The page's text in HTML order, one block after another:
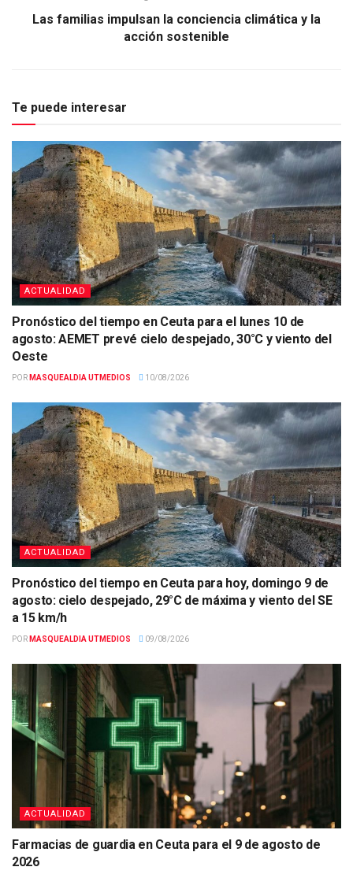
Las familias impulsan la conciencia climática y la
acción sostenible
Te puede interesar
ACTUALIDAD
Pronóstico del tiempo en Ceuta para el lunes 10 de
agosto: AEMET prevé cielo despejado, 30°C y viento del
Oeste
POR MASQUEALDIA UTMEDIOS 10/08/2026
ACTUALIDAD
Pronóstico del tiempo en Ceuta para hoy, domingo 9 de
agosto: cielo despejado, 29°C de máxima y viento del SE
a 15 km/h
POR MASQUEALDIA UTMEDIOS 09/08/2026
ACTUALIDAD
Farmacias de guardia en Ceuta para el 9 de agosto de
2026